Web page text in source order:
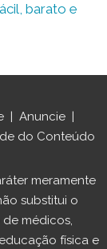
barato e
| Anuncie |
do Conteúdo
meramente
substitui o
médicos,
física e